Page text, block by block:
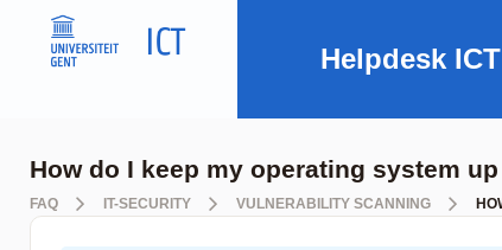
Helpdesk ICT
How do I keep my operating system
FAQ IT-SECURITY VULNERABILITY SCANNING